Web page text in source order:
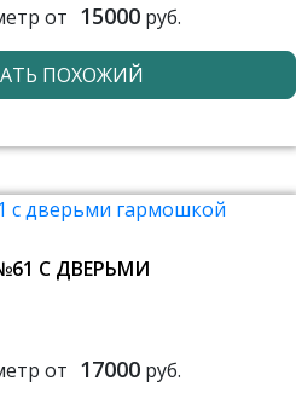
от 15000руб.
ПОХОЖИЙ
С ДВЕРЬМИ
от 17000руб.